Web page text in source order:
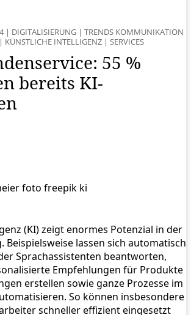
| DIGITALISIERUNG | TRENDS KOMMUNIKATION
| KÜNSTLICHE INTELLIGENZ | SERVICES
55 %
bereits KI-
foto freepik ki
(KI) zeigt enormes Potenzial in der
Beispielsweise lassen sich automatisch
Sprachassistenten beantworten,
Empfehlungen für Produkte
erstellen sowie ganze Prozesse im
So können insbesondere
schneller effizient eingesetzt